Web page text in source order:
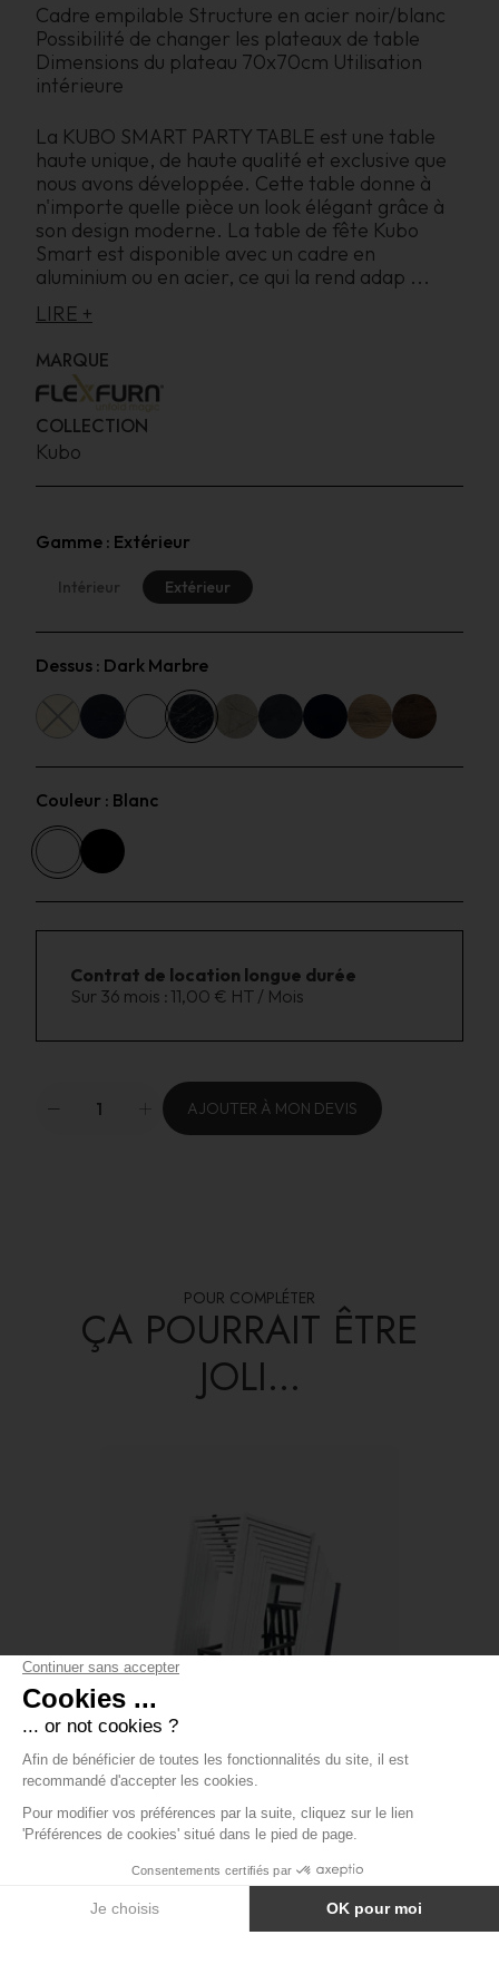
Cadre empilable Structure en acier noir/blanc
Possibilité de changer les plateaux de table
Dimensions du plateau 70x70cm Utilisation
intérieure
La KUBO SMART PARTY TABLE est une table
haute unique, de haute qualité et exclusive que
nous avons développée. Cette table donne à
n'importe quelle pièce un look élégant grâce à
son design moderne. La table de fête Kubo
Smart est disponible avec un cadre en
aluminium ou en acier, ce qui la rend adap ...
LIRE +
MARQUE
COLLECTION
Kubo
Gamme : Extérieur
Intérieur Extérieur
Dessus : Dark Marbre
Couleur : Blanc
Contrat de location longue durée
Sur 36 mois : 11,00 € HT / Mois
AJOUTER À MON DEVIS
POUR COMPLÉTER
ÇA POURRAIT ÊTRE
JOLI...
CHARIOT DE KUBO SMART STEEL